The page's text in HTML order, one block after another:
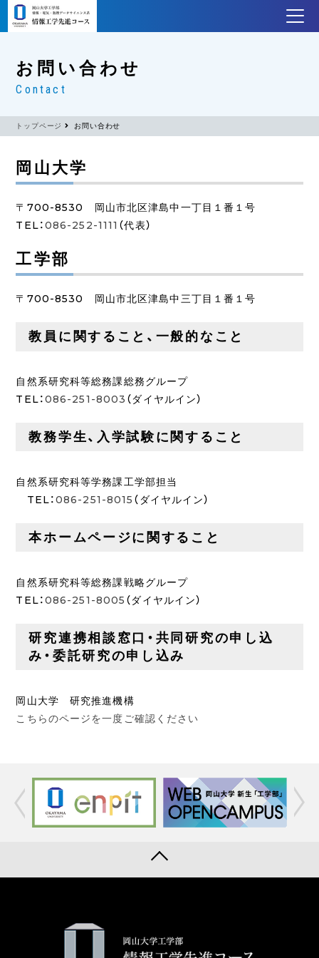
お問い合わせ
Contact
トップページ お問い合わせ
岡山大学
〒700-8530 岡山市北区津島中一丁目１番１号
TEL：086-252-1111 （代表）
工学部
〒700-8530 岡山市北区津島中三丁目１番１号
教員に関すること、一般的なこと
自然系研究科等総務課総務グループ
TEL：086-251-8003 （ダイヤルイン）
教務学生、入学試験に関すること
自然系研究科等学務課工学部担当
TEL：086-251-8015 （ダイヤルイン）
本ホームページに関すること
自然系研究科等総務課戦略グループ
TEL：086-251-8005 （ダイヤルイン）
研究連携相談窓口・共同研究の申し込
み・委託研究の申し込み
岡山大学 研究推進機構
こちらのページを一度ご確認ください